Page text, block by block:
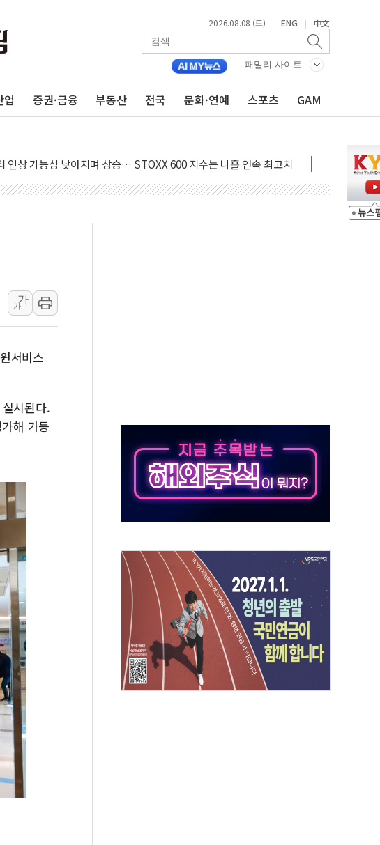
2026.08.08 (토) | ENG | 中文
패밀리 사이트
업 증권·금융 부동산 전국 문화·연예 스포츠 GAM
…S&P500 최고치
지 의혹 소명" 요구
동결 전망 우세
결… 이스라엘·이란 위협에 맞설 자체 억지력 강화
…트럼프 제동
이상 '올스톱'… 美 해상봉쇄 영향
입했나" 촉각
쇼크에 반도체주 '활짝'
우려 후퇴…나스닥 선물 1%대 상승
월 금리 인상 기대 후퇴
체결
우드플레어·태양광주↑ VS 트레이드데스크·웬디스↓
엔 톤 낮춰
항시 '시끌'
름…수도권 집중 완화 전환점"
주재… "전폭적 공급 확대·속도전 총력"
美 태양광주 급등
가
가
서비스
시된다.
해 가등